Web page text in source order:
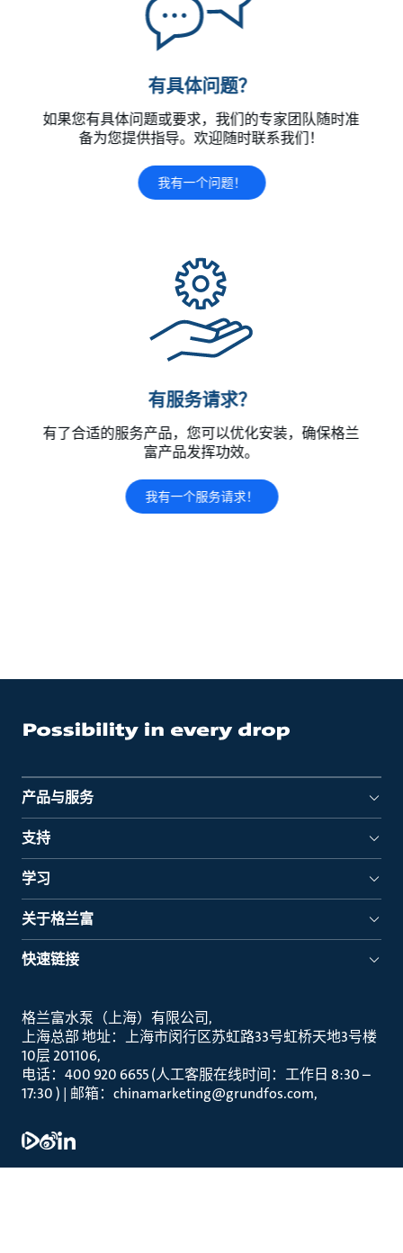
有具体问题？
如果您有具体问题或要求，我们的专家团队随时准
备为您提供指导。欢迎随时联系我们！
我有一个问题！
有服务请求？
有了合适的服务产品，您可以优化安装，确保格兰
富产品发挥功效。
我有一个服务请求！
产品与服务
支持
学习
关于格兰富
快速链接
格兰富水泵（上海）有限公司
上海总部 地址：上海市闵行区苏虹路33号虹桥天地3号楼
10层 201106
电话：400 920 6655 (人工客服在线时间：工作日 8:30 –
17:30 ) | 邮箱：chinamarketing@grundfos.com